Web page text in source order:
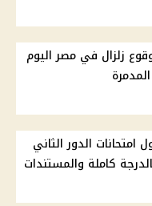
زلزال في مصر اليوم
امتحانات الدور الثاني
بالدرجة كاملة والمستندات